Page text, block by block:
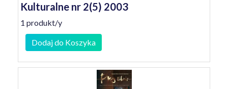
Kulturalne nr 2(5) 2003
1 produkt/y
Dodaj do Koszyka